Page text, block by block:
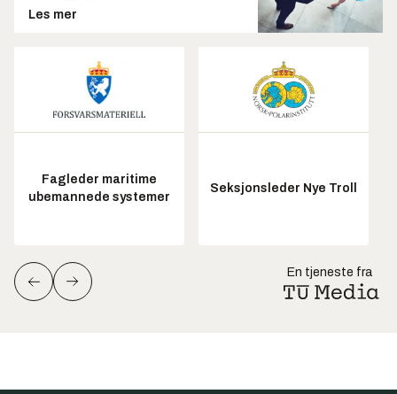
Les mer
Fagleder maritime
ubemannede systemer
Seksjonsleder Nye Troll
En tjeneste fra